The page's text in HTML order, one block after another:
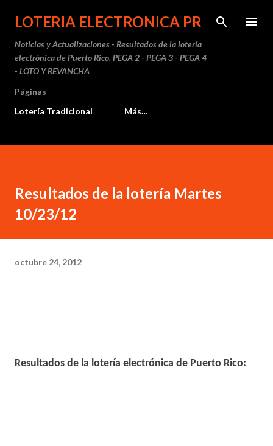
Ir al contenido principal
LOTERIA ELECTRONICA PR
Noticias y Actualizaciones - Resultados de la lotería
electrónica de Puerto Rico. PEGA 2 - PEGA 3 - PEGA 4
- LOTO Y REVANCHA
Páginas
Lotería Tradicional
Más…
Resultados de la lotería Martes
10/23/12
octubre 24, 2012
Resultados de la lotería electrónica de Puerto Rico: